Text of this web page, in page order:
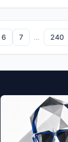
6 7 … 240